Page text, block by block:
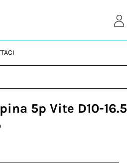
5p Vite D10-16.5